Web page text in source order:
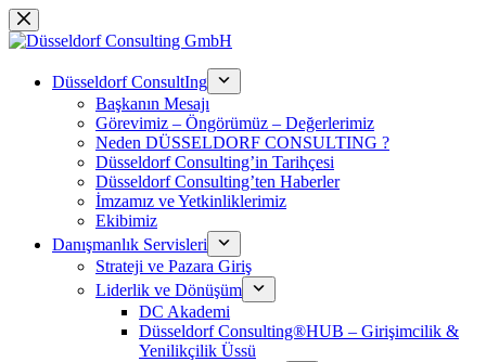
Skip
to
Düsseldorf ConsultIng
Başkanın Mesajı
Görevimiz – Öngörümüz – Değerlerimiz
Neden DÜSSELDORF CONSULTING ?
Düsseldorf Consulting’in Tarihçesi
Düsseldorf Consulting’ten Haberler
İmzamız ve Yetkinliklerimiz
Ekibimiz
Danışmanlık Servisleri
Strateji ve Pazara Giriş
Liderlik ve Dönüşüm
DC Akademi
Düsseldorf Consulting®HUB – Girişimcilik &
Yenilikçilik Üssü